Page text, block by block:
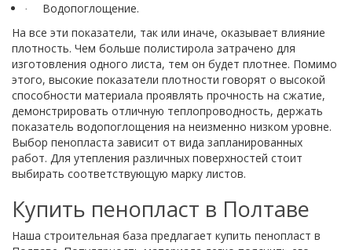
·
Водопоглощение.
На все эти показатели, так или иначе, оказывает влияние
плотность. Чем больше полистирола затрачено для
изготовления одного листа, тем он будет плотнее. Помимо
этого, высокие показатели плотности говорят о высокой
способности материала проявлять прочность на сжатие,
демонстрировать отличную теплопроводность, держать
показатель водопоглощения на неизменно низком уровне.
Выбор пенопласта зависит от вида запланированных
работ. Для утепления различных поверхностей стоит
выбирать соответствующую марку листов.
Купить пенопласт в Полтаве
Наша строительная база предлагает купить пенопласт в